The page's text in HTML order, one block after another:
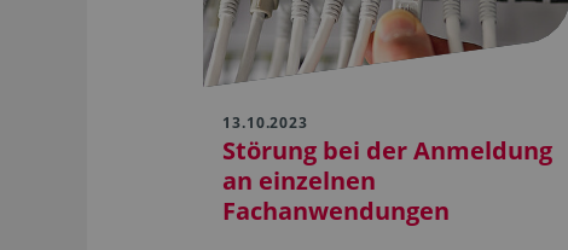
13.10.2023
Störung bei der Anmeldung
an einzelnen
Fachanwendungen